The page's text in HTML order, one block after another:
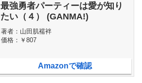
最強勇者パーティーは愛が知り
たい（４） (GANMA!)
著者： 山田肌襦袢
価格： ￥807
Amazonで確認